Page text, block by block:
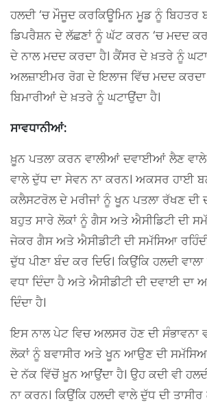
ਹਲਦੀ ‘ਚ ਮੌਜੂਦ ਕਰਕਿਊਮਿਨ ਮੂਡ ਨੂੰ ਬਿਹਤਰ
ਡਿਪਰੈਸ਼ਨ ਦੇ ਲੱਛਣਾਂ ਨੂੰ ਘੱਟ ਕਰਨ ‘ਚ ਮਦਦ
ਦੇ ਨਾਲ ਮਦਦ ਕਰਦਾ ਹੈ। ਕੈਂਸਰ ਦੇ ਖ਼ਤਰੇ ਨੂੰ
ਅਲਜ਼ਾਈਮਰ ਰੋਗ ਦੇ ਇਲਾਜ ਵਿੱਚ ਮਦਦ ਕਰਦਾ
ਬਿਮਾਰੀਆਂ ਦੇ ਖ਼ਤਰੇ ਨੂੰ ਘਟਾਉਂਦਾ ਹੈ।
ਸਾਵਧਾਨੀਆਂ:
ਖ਼ੂਨ ਪਤਲਾ ਕਰਨ ਵਾਲੀਆਂ ਦਵਾਈਆਂ ਲੈਣ
ਵਾਲੇ ਦੁੱਧ ਦਾ ਸੇਵਨ ਨਾ ਕਰਨ। ਅਕਸਰ ਹਾਈ
ਕਲੈਸਟਰੋਲ ਦੇ ਮਰੀਜਾਂ ਨੂੰ ਖੂਨ ਪਤਲਾ ਰੱਖਣ ਦੀ
ਬਹੁਤ ਸਾਰੇ ਲੋਕਾਂ ਨੂੰ ਗੈਸ ਅਤੇ ਐਸੀਡਿਟੀ ਦੀ
ਜੇਕਰ ਗੈਸ ਅਤੇ ਐਸੀਡੀਟੀ ਦੀ ਸਮੱਸਿਆ
ਦੁੱਧ ਪੀਣਾ ਬੰਦ ਕਰ ਦਿਓ। ਕਿਉਂਕਿ ਹਲਦੀ
ਵਧਾ ਦਿੰਦਾ ਹੈ ਅਤੇ ਐਸੀਡੀਟੀ ਦੀ ਦਵਾਈ ਦਾ
ਦਿੰਦਾ ਹੈ।
ਇਸ ਨਾਲ ਪੇਟ ਵਿਚ ਅਲਸਰ ਹੋਣ ਦੀ ਸੰਭਾਵਨਾ
ਲੋਕਾਂ ਨੂੰ ਬਵਾਸੀਰ ਅਤੇ ਖੂਨ ਆਉਣ ਦੀ
ਦੇ ਨੱਕ ਵਿੱਚੋਂ ਖ਼ੂਨ ਆਉਂਦਾ ਹੈ। ਉਹ ਕਦੀ ਵੀ
ਨਾ ਕਰਨ। ਕਿਉਂਕਿ ਹਲਦੀ ਵਾਲੇ ਦੁੱਧ ਦੀ